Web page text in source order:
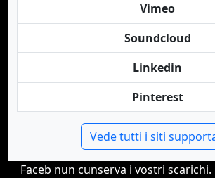
Vimeo
Soundcloud
Linkedin
Pinterest
Vede tutti i siti
Faceb nun cunserva i vostri